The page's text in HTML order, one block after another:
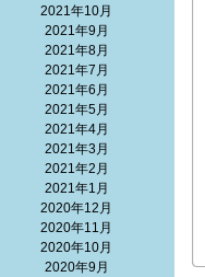
2021年10月
2021年9月
2021年8月
2021年7月
2021年6月
2021年5月
2021年4月
2021年3月
2021年2月
2021年1月
2020年12月
2020年11月
2020年10月
2020年9月